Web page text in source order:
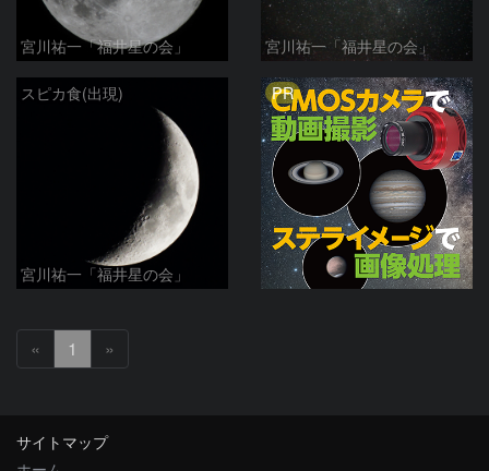
宮川祐一「福井星の会」 宮川祐一「福井星の会」
スピカ食(出現)
宮川祐一「福井星の会」
PR
« 1 »
サイトマップ